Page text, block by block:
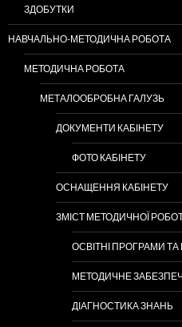
ЗДОБУТКИ
НАВЧАЛЬНО-МЕТОДИЧНА РОБОТА
МЕТОДИЧНА РОБОТА
МЕТАЛООБРОБНА ГАЛУЗЬ
ДОКУМЕНТИ КАБІНЕТУ
ФОТО КАБІНЕТУ
ОСНАЩЕННЯ КАБІНЕТУ
ЗМІСТ МЕТОДИЧНОЇ
ОСВІТНІ ПРОГРАМИ
МЕТОДИЧНЕ
ДІАГНОСТИКА ЗНАНЬ